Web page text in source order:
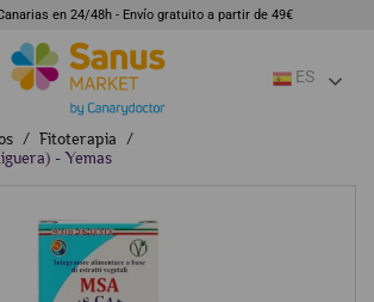
en 24/48h - Envío gratuito a partir de 49€
ES
Fitoterapia
- Yemas